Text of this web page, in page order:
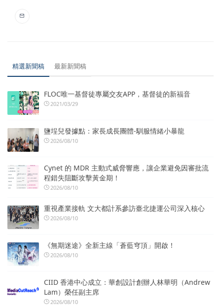
精選新聞稿 最新新聞稿
FLOC唯一基督徒專屬交友APP，基督徒的新福音
2021/03/29
鹽埕兒發據點：家長成長團體-馴服情緒小暴龍
2026/08/10
Cynet 的 MDR 主動式威脅響應，讓企業避免因審批流
程錯失阻斷攻擊黃金期！
2026/08/10
重視產業接軌 文大都計系參訪臺北捷運公司深入核心
2026/08/10
《無期迷途》全新主線「蒼藍穹頂」開啟！
2026/08/10
CIID 香港中心成立：華創設計創辦人林華明（Andrew
Lam）榮任副主席
2026/08/10